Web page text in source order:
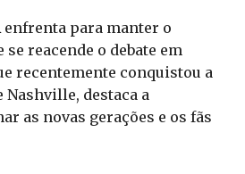
enfrenta para manter o
reacende o debate em
recentemente conquistou a
Nashville, destaca a
as novas gerações e os fãs